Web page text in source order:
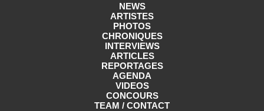
NEWS
ARTISTES
PHOTOS
CHRONIQUES
INTERVIEWS
ARTICLES
REPORTAGES
AGENDA
VIDEOS
CONCOURS
TEAM / CONTACT